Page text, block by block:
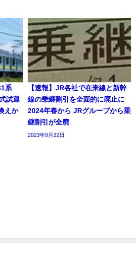
系
試運
えか
【速報】JR各社で在来線と新幹
線の乗継割引を全面的に廃止に
2024年春から JRグループから乗
継割引が全廃
2023年9月22日